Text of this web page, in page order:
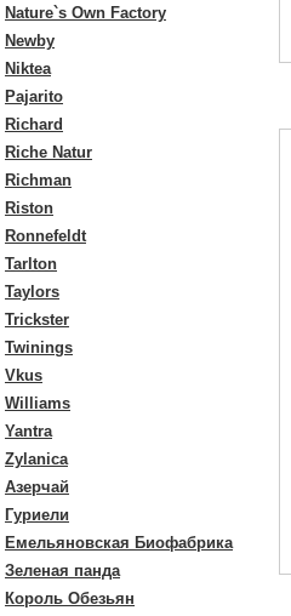
Nature`s Own Factory
Newby
Niktea
Pajarito
Richard
Riche Natur
Richman
Riston
Ronnefeldt
Tarlton
Taylors
Trickster
Twinings
Vkus
Williams
Yantra
Zylanica
Азерчай
Гуриели
Емельяновская Биофабрика
Зеленая панда
Король Обезьян